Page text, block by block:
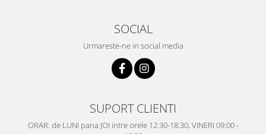
SOCIAL
Urmareste-ne in social media
SUPORT CLIENTI
ORAR: de LUNI pana JOI intre orele 12:30-18:30, VINERI 09:00 -